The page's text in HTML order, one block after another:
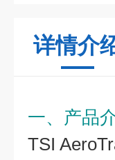
详情介
一、产品
TSI